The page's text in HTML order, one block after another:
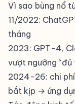
Vì sao bùng nổ
11/2022:
tháng
2023: GPT-4,
vượt ngưỡng
2024-26: chi
bắt kịp → ứng